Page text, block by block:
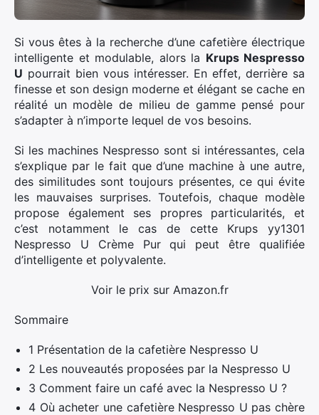
Si vous êtes à la recherche d’une cafetière électrique
intelligente et modulable, alors la Krups Nespresso
U pourrait bien vous intéresser. En effet, derrière sa
finesse et son design moderne et élégant se cache en
réalité un modèle de milieu de gamme pensé pour
s’adapter à n’importe lequel de vos besoins.
Si les machines Nespresso sont si intéressantes, cela
s’explique par le fait que d’une machine à une autre,
des similitudes sont toujours présentes, ce qui évite
les mauvaises surprises. Toutefois, chaque modèle
propose également ses propres particularités, et
c’est notamment le cas de cette Krups yy1301
Nespresso U Crème Pur qui peut être qualifiée
d’intelligente et polyvalente.
Voir le prix sur Amazon.fr
Sommaire
1 Présentation de la cafetière Nespresso U
2 Les nouveautés proposées par la Nespresso U
3 Comment faire un café avec la Nespresso U ?
4 Où acheter une cafetière Nespresso U pas chère